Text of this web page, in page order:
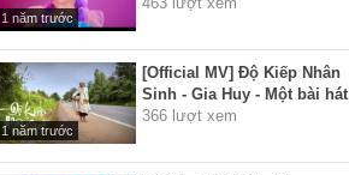
1 năm trước
1 năm trước
[Official MV] Độ Kiếp Nhân
Sinh - Gia Huy - Một bài hát
viết về bậc chân tu Minh Tuệ
366 lượt xem